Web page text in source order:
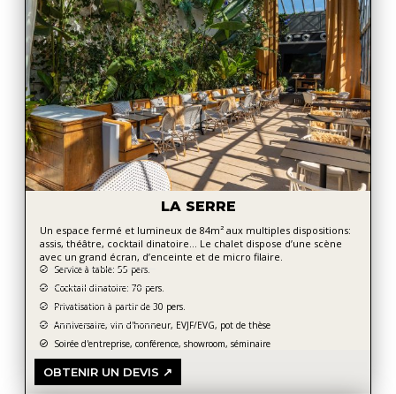
LA SERRE
Un espace fermé et lumineux de 84m² aux multiples dispositions:
assis, théâtre, cocktail dinatoire… Le chalet dispose d’une scène
avec un grand écran, d’enceinte et de micro filaire.
Service à table: 55 pers.
Cocktail dinatoire: 70 pers.
Privatisation à partir de 30 pers.
Anniversaire, vin d'honneur, EVJF/EVG, pot de thèse
Soirée d'entreprise, conférence, showroom, séminaire
OBTENIR UN DEVIS ↗